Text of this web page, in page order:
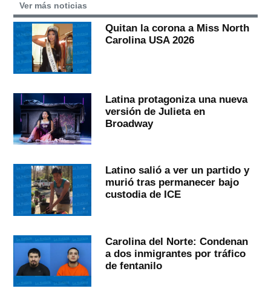
Ver más noticias
Quitan la corona a Miss North
Carolina USA 2026
Latina protagoniza una nueva
versión de Julieta en
Broadway
Latino salió a ver un partido y
murió tras permanecer bajo
custodia de ICE
Carolina del Norte: Condenan
a dos inmigrantes por tráfico
de fentanilo